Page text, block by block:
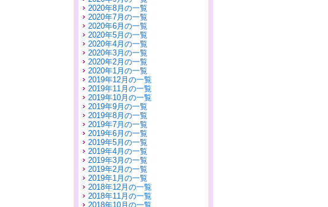
2020年8月の一覧
2020年7月の一覧
2020年6月の一覧
2020年5月の一覧
2020年4月の一覧
2020年3月の一覧
2020年2月の一覧
2020年1月の一覧
2019年12月の一覧
2019年11月の一覧
2019年10月の一覧
2019年9月の一覧
2019年8月の一覧
2019年7月の一覧
2019年6月の一覧
2019年5月の一覧
2019年4月の一覧
2019年3月の一覧
2019年2月の一覧
2019年1月の一覧
2018年12月の一覧
2018年11月の一覧
2018年10月の一覧